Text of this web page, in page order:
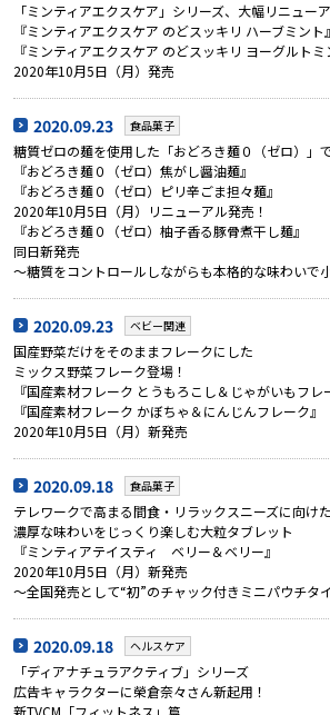
「ミンティアエクスケア」シリーズ、大幅リニュー
『ミンティアエクスケア のどスッキリ ハーブミント』
『ミンティアエクスケア のどスッキリ ヨーグルトミ
2020年10月5日（月）発売
2020.09.23 食品菓子
糖質ゼロの麺を使用した「おどろき麺０（ゼロ）」
『おどろき麺０（ゼロ）焦がし醤油麺』
『おどろき麺０（ゼロ）ピリ辛ごま担々麺』
2020年10月5日（月）リニューアル発売！
『おどろき麺０（ゼロ）柚子香る豚骨煮干し麺』
同日新発売
～糖質をコントロールしながらも本格的な味わいで
2020.09.23 ベビー関連
国産野菜だけをそのままフレークにした
ミックス野菜フレーク登場！
『国産素材フレーク とうもろこし＆じゃがいもフレ
『国産素材フレーク かぼちゃ＆にんじんフレーク』
2020年10月5日（月）新発売
2020.09.18 食品菓子
テレワークで高まる間食・リラックスニーズに向け
濃厚な味わいをじっくり楽しむ大粒タブレット
『ミンティアテイスティ ベリー＆ベリー』
2020年10月5日（月）新発売
～全国発売として“初”のチャック付きミニパウチタ
2020.09.18 ヘルスケア
「ディアナチュラアクティブ」シリーズ
広告キャラクターに榮倉奈々さん新起用！